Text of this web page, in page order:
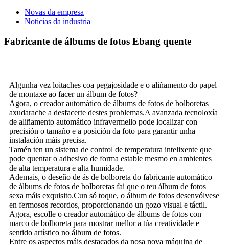
Novas da empresa
Noticias da industria
Fabricante de álbums de fotos Ebang quente
Algunha vez loitaches coa pegajosidade e o aliñamento do papel
de montaxe ao facer un álbum de fotos?
Agora, o creador automático de álbums de fotos de bolboretas
axudarache a desfacerte destes problemas.A avanzada tecnoloxía
de aliñamento automático infravermello pode localizar con
precisión o tamaño e a posición da foto para garantir unha
instalación máis precisa.
Tamén ten un sistema de control de temperatura intelixente que
pode quentar o adhesivo de forma estable mesmo en ambientes
de alta temperatura e alta humidade.
Ademais, o deseño de ás de bolboreta do fabricante automático
de álbums de fotos de bolboretas fai que o teu álbum de fotos
sexa máis exquisito.Cun só toque, o álbum de fotos desenvólvese
en fermosos recordos, proporcionando un gozo visual e táctil.
Agora, escolle o creador automático de álbums de fotos con
marco de bolboreta para mostrar mellor a túa creatividade e
sentido artístico no álbum de fotos.
Entre os aspectos máis destacados da nosa nova máquina de